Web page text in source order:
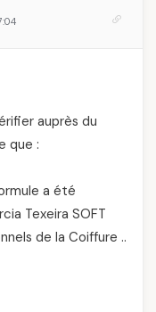
auprès du
que :
a été
Texeira SOFT
de la Coiffure ..